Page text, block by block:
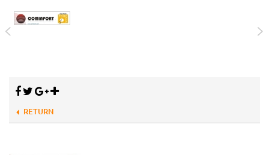
RETURN